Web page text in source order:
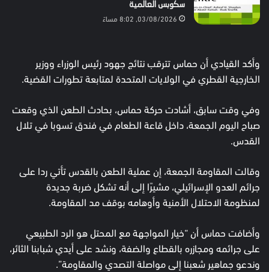
سكوبس العالمية
03/08/2026, 8:02 مساءً
وأكد القيادي أن حماس تترقب نتائج جهود رئيس الوزراء ووزير
الخارجية القطري في الولايات المتحدة لمتابعة تطورات القضية.
وفي وقت سابق، أشادت حركة حماس، بحادث الطعن الذي وقعت
صباح اليوم الجمعة، داخل قاعة الطعام في فندق تسوبا في تلال
القدس.
وقالت المقاومة الجمعة، إن عملية الطعن بالقدس تأتي ردا على
جرائم العدو الإسرائيلي، مشيرًا إلى أنه تشكل ضربة جديدة
لمنظومة الاحتلال الأمنية وأوهامه بوقف مد المقاومة.
وأضافت حماس أن “خيار المواجهة مع المحتل هو الرد الطبيعي
على جرائمه ومجازره بالقطاع والضفة، ونشد على أيدي شبابنا الثائر،
وندعو جماهير شعبنا إلى مواصلة التصدي والمقاومة”.